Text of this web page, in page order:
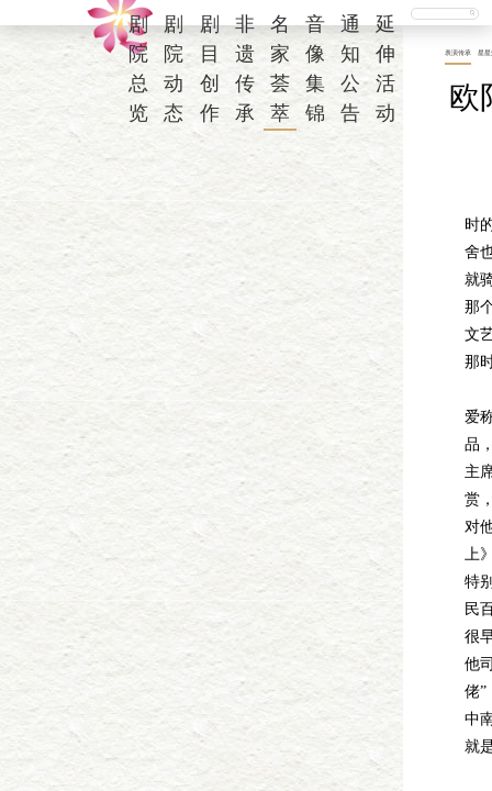
剧
院
总
览
剧
院
动
态
剧
目
创
作
非
遗
传
承
名
家
荟
萃
音
像
集
锦
通
知
公
告
延
伸
活
动
表演传承 星星
欧
时
舍
就
那
文
那
爱
品
主
赏
对
上
特
民
很
他
佬”
中
就